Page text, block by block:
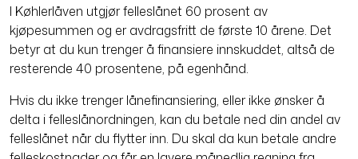
I Køhlerlåven utgjør felleslånet 60 prosent av
kjøpesummen og er avdragsfritt de første 10 årene. Det
betyr at du kun trenger å finansiere innskuddet, altså de
resterende 40 prosentene, på egenhånd.
Hvis du ikke trenger lånefinansiering, eller ikke ønsker å
delta i felleslånordningen, kan du betale ned din andel av
felleslånet når du flytter inn. Du skal da kun betale andre